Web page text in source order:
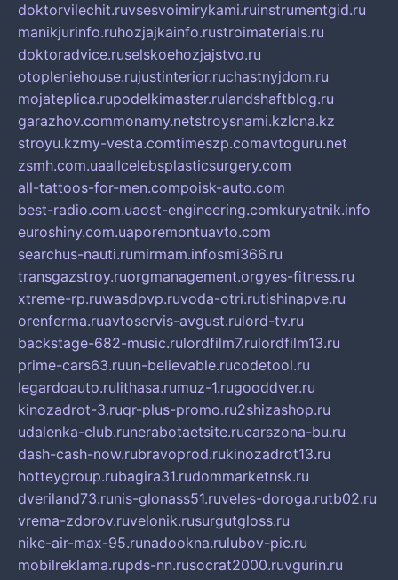
doktorvilechit.ruvsesvoimirykami.ruinstrumentgid.ru
manikjurinfo.ruhozjajkainfo.rustroimaterials.ru
doktoradvice.ruselskoehozjajstvo.ru
otopleniehouse.rujustinterior.ruchastnyjdom.ru
mojateplica.rupodelkimaster.rulandshaftblog.ru
garazhov.commonamy.netstroysnami.kzlcna.kz
stroyu.kzmy-vesta.comtimeszp.comavtoguru.net
zsmh.com.uaallcelebsplasticsurgery.com
all-tattoos-for-men.compoisk-auto.com
best-radio.com.uaost-engineering.comkuryatnik.info
euroshiny.com.uaporemontuavto.com
searchus-nauti.rumirmam.infosmi366.ru
transgazstroy.ruorgmanagement.orgyes-fitness.ru
xtreme-rp.ruwasdpvp.ruvoda-otri.rutishinapve.ru
orenferma.ruavtoservis-avgust.rulord-tv.ru
backstage-682-music.rulordfilm7.rulordfilm13.ru
prime-cars63.ruun-believable.rucodetool.ru
legardoauto.rulithasa.rumuz-1.rugooddver.ru
kinozadrot-3.ruqr-plus-promo.ru2shizashop.ru
udalenka-club.runerabotaetsite.rucarszona-bu.ru
dash-cash-now.rubravoprod.rukinozadrot13.ru
hotteygroup.rubagira31.rudommarketnsk.ru
dveriland73.runis-glonass51.ruveles-doroga.rutb02.ru
vrema-zdorov.ruvelonik.rusurgutgloss.ru
nike-air-max-95.runadookna.rulubov-pic.ru
mobilreklama.rupds-nn.rusocrat2000.ruvgurin.ru